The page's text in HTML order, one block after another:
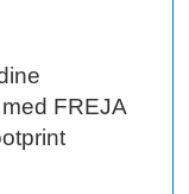
FREJA